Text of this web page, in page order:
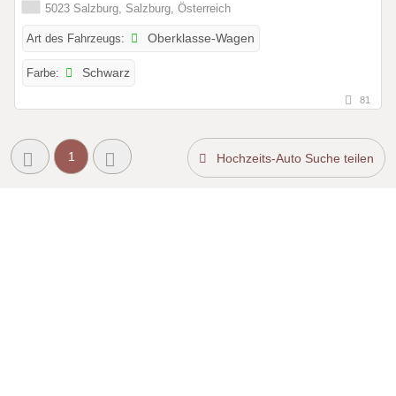
5023 Salzburg, Salzburg, Österreich
Art des Fahrzeugs: Oberklasse-Wagen
Farbe: Schwarz
81
1 Hochzeits-Auto Suche teilen